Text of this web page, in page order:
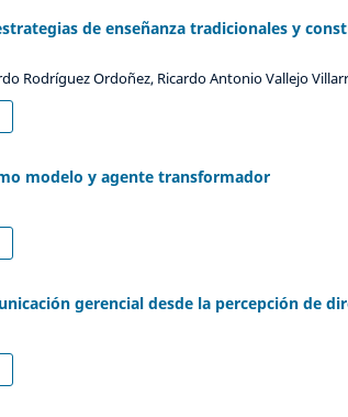
de enseñanza tradicionales y
Rodríguez Ordoñez, Ricardo Antonio Vallejo
modelo y agente transformador
gerencial desde la percepción de